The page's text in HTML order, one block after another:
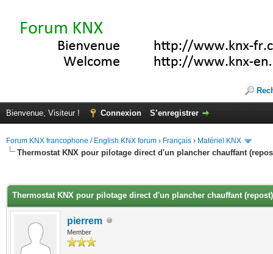
Bienvenue, Visiteur ! Connexion S’enregistrer
Forum KNX francophone / English KNX forum › Français › Matériel KNX
Thermostat KNX pour pilotage direct d'un plancher chauffant
Thermostat KNX pour pilotage direct d'un plancher chauffant (repost)
pierrem
Member